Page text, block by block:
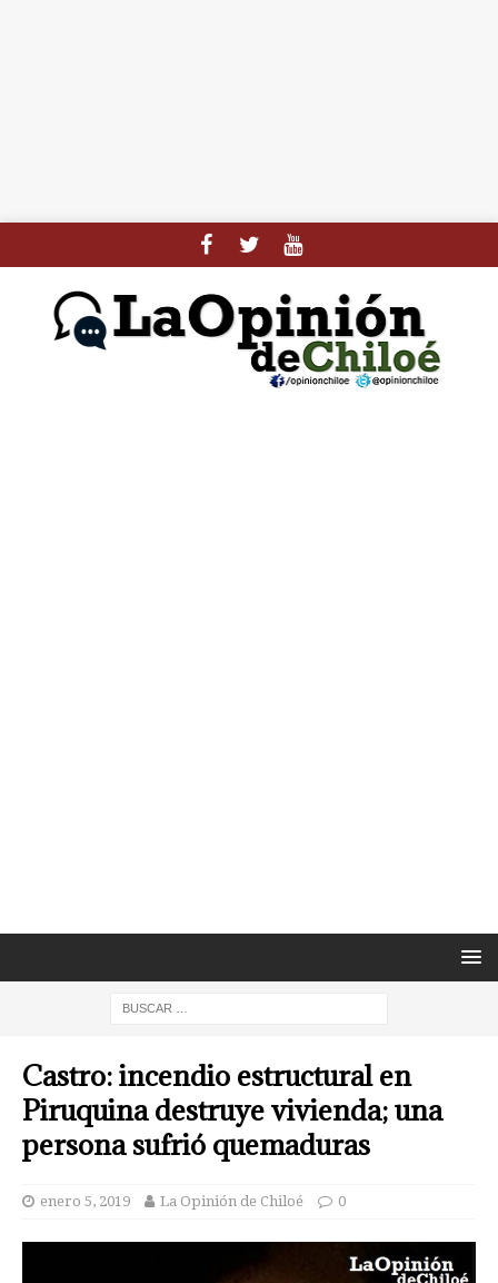
Castro: incendio estructural en
Piruquina destruye vivienda; una
persona sufrió quemaduras
enero 5, 2019 La Opinión de Chiloé 0